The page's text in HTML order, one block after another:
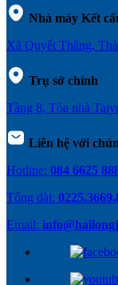
Nhà máy Kết
Xã Quyết Thắng,
Trụ sở chính
Tầng 8, Tòa nhà
Liên hệ với
Hotline: 084 6625
Tổng đài:
Email: